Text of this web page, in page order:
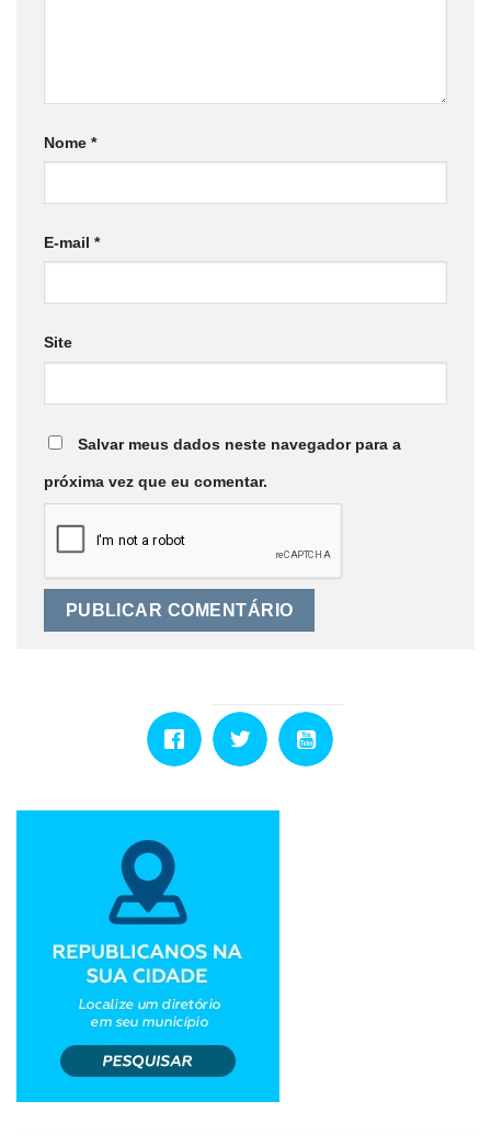
Nome *
E-mail *
Site
Salvar meus dados neste navegador para a
próxima vez que eu comentar.